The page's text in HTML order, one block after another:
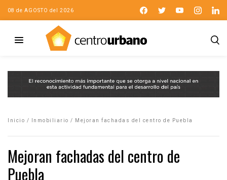
08 de AGOSTO del 2026
Inicio / Inmobiliario / Mejoran fachadas del centro de Puebla
Mejoran fachadas del centro de
Puebla